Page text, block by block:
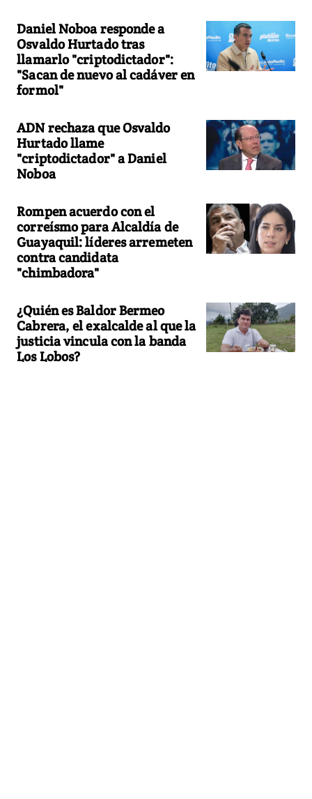
Daniel Noboa responde a
Osvaldo Hurtado tras
llamarlo "criptodictador":
"Sacan de nuevo al cadáver en
formol"
ADN rechaza que Osvaldo
Hurtado llame
"criptodictador" a Daniel
Noboa
Rompen acuerdo con el
correísmo para Alcaldía de
Guayaquil: líderes arremeten
contra candidata
"chimbadora"
¿Quién es Baldor Bermeo
Cabrera, el exalcalde al que la
justicia vincula con la banda
Los Lobos?